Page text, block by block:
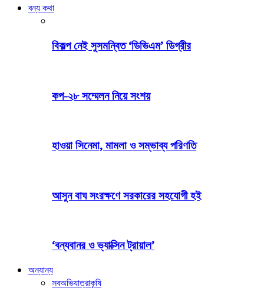
বন্য কথা
বিকল্প নেই সুসমন্বিত ‘ডিভিএম’ ডিগ্রীর
কপ-২৮ সম্মেলন নিয়ে সংশয়
হাওয়া সিনেমা, মামলা ও সম্ভাব্য পরিণতি
আসুন বাঘ সংরক্ষণে সরকারের সহযোগী হই
‘বন্যবানর ও ভ্যাক্সিন ট্রায়াল’
অন্যান্য
সবঅভিযাত্রাকৃষি